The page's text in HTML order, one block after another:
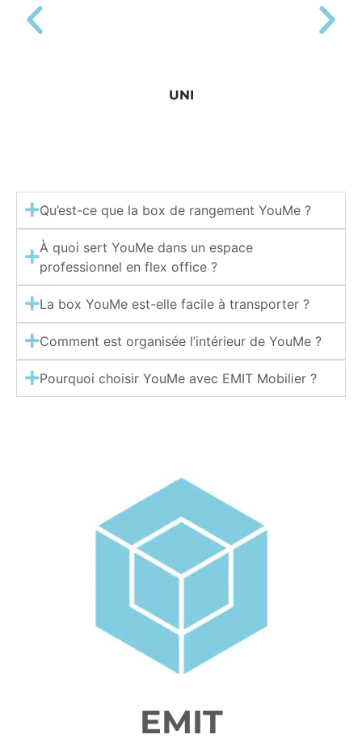
UNI
Qu’est-ce que la box de rangement YouMe ?
À quoi sert YouMe dans un espace
professionnel en flex office ?
La box YouMe est-elle facile à transporter ?
Comment est organisée l’intérieur de YouMe ?
Pourquoi choisir YouMe avec EMIT Mobilier ?
EMIT